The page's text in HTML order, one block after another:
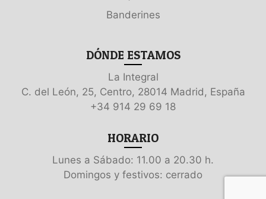
Banderines
DÓNDE ESTAMOS
La Integral
C. del León, 25, Centro, 28014 Madrid, España
+34 914 29 69 18
HORARIO
Lunes a Sábado: 11.00 a 20.30 h.
Domingos y festivos: cerrado